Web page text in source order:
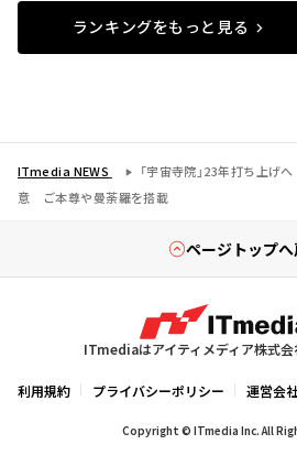
ランキングをもっと見る
ITmedia NEWS
「宇宙寺院」23年打ち上げ
意 ご本尊や曼荼羅を搭載
ページトップへ
ITmediaはアイティメディア株式会
利用規約 プライバシーポリシー 運営会
Copyright © ITmedia Inc. All